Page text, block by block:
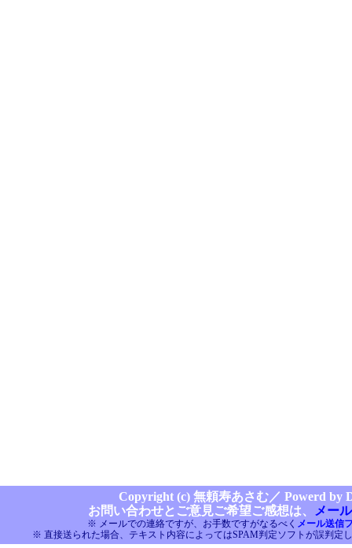
Copyright (c) 無頼寿あさむ／ Powerd by
お問い合わせとご意見ご希望ご感想は、
メー
※ メールでの連絡ですが、お手数ですがなるべく メール送信
※ 直接送られた場合、テキスト内容によってはSPAM判定ソフトが誤判定